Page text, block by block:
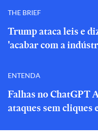
THE BRIEF
Trump ataca leis e
'acabar com a
ENTENDA
Falhas no ChatGPT
ataques sem cliques